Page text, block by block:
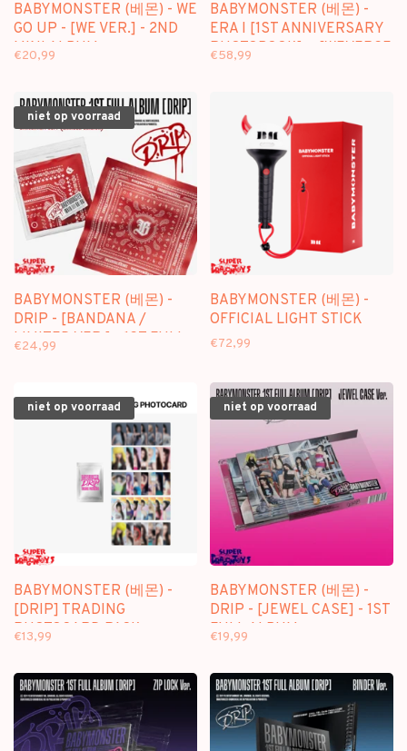
BABYMONSTER (베몬) - WE
GO UP - [WE VER.] - 2ND
MINI ALBUM
€20,99
BABYMONSTER (베몬) -
ERA I [1ST ANNIVERSARY
PHOTOBOOK] + [WEVERSE
€58,99
niet op voorraad
BABYMONSTER (베몬) -
DRIP - [BANDANA /
LIMITED VER.] - 1ST FULL
€24,99
BABYMONSTER (베몬) -
OFFICIAL LIGHT STICK
€72,99
niet op voorraad
BABYMONSTER (베몬) -
[DRIP] TRADING
PHOTOCARD PACK -
€13,99
niet op voorraad
BABYMONSTER (베몬) -
DRIP - [JEWEL CASE] - 1ST
FULL ALBUM
€19,99